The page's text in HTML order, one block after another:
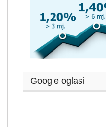
Google oglasi